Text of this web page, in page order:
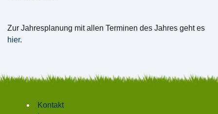
Zur Jahresplanung mit allen Terminen des Jahres geht es
hier.
Kontakt